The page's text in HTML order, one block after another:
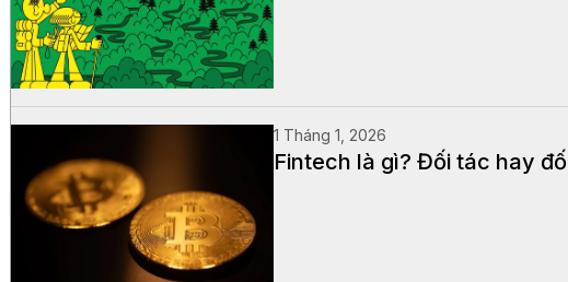
1 Tháng 1, 2026
Fintech là gì? Đối tác hay